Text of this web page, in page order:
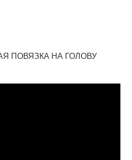
ПОВЯЗКА НА ГОЛОВУ